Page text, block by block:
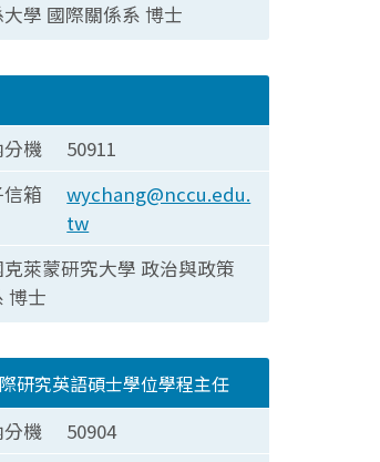
學 國際關係系 博士
機
50911
箱
wychang@nccu.edu.
tw
萊蒙研究大學 政治與政策
博士
研究英語碩士學位學程主任
機
50904